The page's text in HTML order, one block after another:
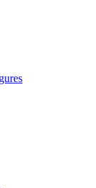
catalogo B. Braun
subito in contatto